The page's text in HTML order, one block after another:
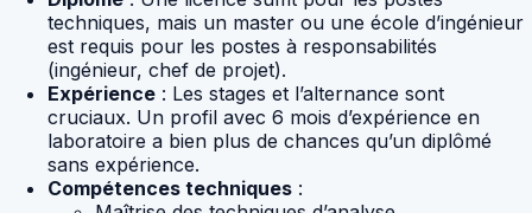
techniques, mais un master ou une école d’ingénieur
est requis pour les postes à responsabilités
(ingénieur, chef de projet).
Expérience : Les stages et l’alternance sont
cruciaux. Un profil avec 6 mois d’expérience en
laboratoire a bien plus de chances qu’un diplômé
sans expérience.
Compétences techniques :